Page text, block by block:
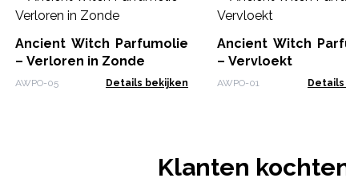
Ancient Witch Parfumolie
– Verloren in Zonde
AWPO-05 Details bekijken
Ancient Witch
– Vervloekt
AWPO-01
Klanten